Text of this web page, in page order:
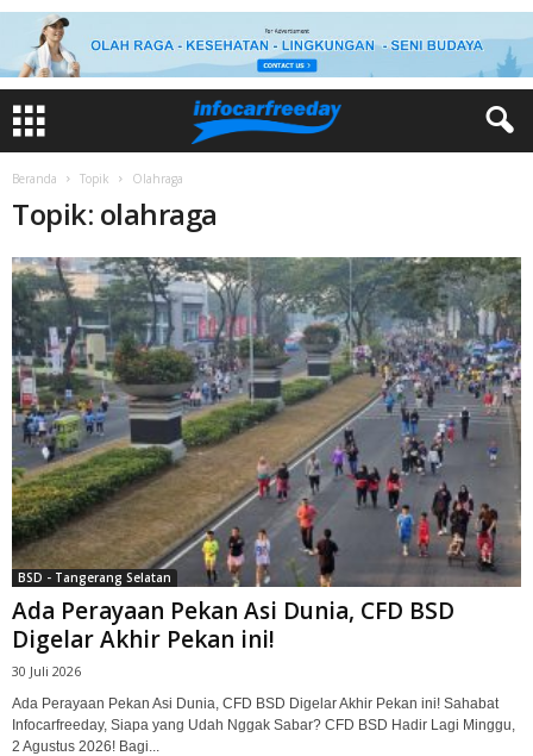
Beranda Topik Olahraga
Topik: olahraga
BSD - Tangerang Selatan
Ada Perayaan Pekan Asi Dunia, CFD BSD
Digelar Akhir Pekan ini!
30 Juli 2026
Ada Perayaan Pekan Asi Dunia, CFD BSD Digelar Akhir Pekan ini! Sahabat
Infocarfreeday, Siapa yang Udah Nggak Sabar? CFD BSD Hadir Lagi Minggu,
2 Agustus 2026! Bagi...